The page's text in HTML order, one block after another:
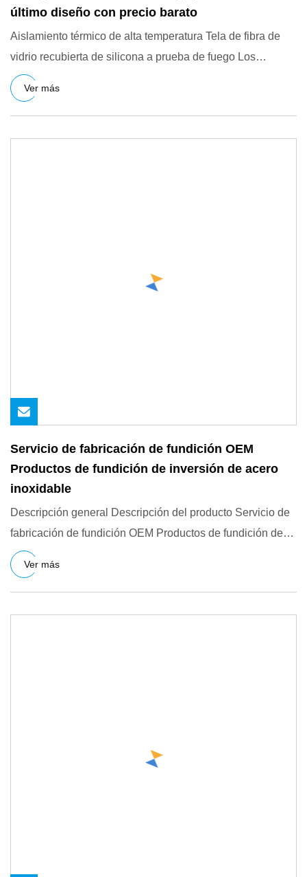
último diseño con precio barato
Aislamiento térmico de alta temperatura Tela de fibra de
vidrio recubierta de silicona a prueba de fuego Los
productos e
Ver más
Servicio de fabricación de fundición OEM
Productos de fundición de inversión de acero
inoxidable
Descripción general Descripción del producto Servicio de
fabricación de fundición OEM Productos de fundición de
inversi
Ver más